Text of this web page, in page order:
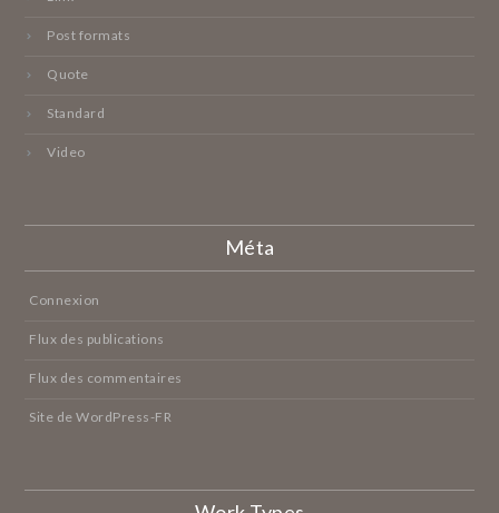
Post formats
Quote
Standard
Video
Méta
Connexion
Flux des publications
Flux des commentaires
Site de WordPress-FR